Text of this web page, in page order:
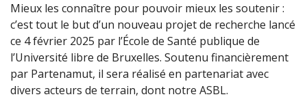
Mieux les connaître pour pouvoir mieux les soutenir :
c’est tout le but d’un nouveau projet de recherche lancé
ce 4 février 2025 par l’École de Santé publique de
l’Université libre de Bruxelles. Soutenu financièrement
par Partenamut, il sera réalisé en partenariat avec
divers acteurs de terrain, dont notre ASBL.